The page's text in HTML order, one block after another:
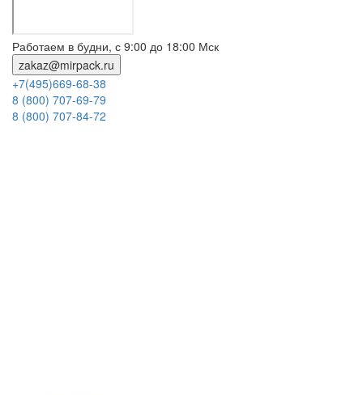
Работаем в будни, с 9:00 до 18:00 Мск
zakaz@mirpack.ru
+7(495)669-68-38
8 (800) 707-69-79
8 (800) 707-84-72